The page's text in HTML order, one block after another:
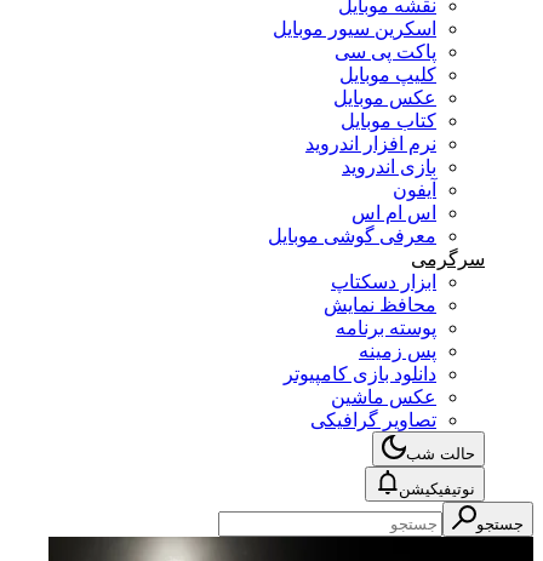
نقشه موبایل
اسکرین سیور موبایل
پاکت پی سی
کلیپ موبایل
عکس موبایل
کتاب موبایل
نرم افزار اندروید
بازی اندروید
آیفون
اس ام اس
معرفی گوشی موبایل
سرگرمی
ابزار دسکتاپ
محافظ نمایش
پوسته برنامه
پس زمینه
دانلود بازی کامپیوتر
عکس ماشین
تصاویر گرافیکی
حالت شب
نوتیفیکیشن
جستجو